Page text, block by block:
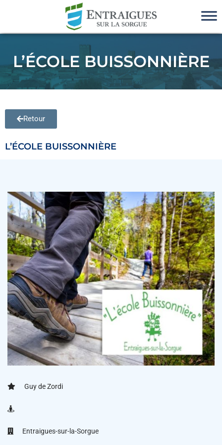
L’ÉCOLE BUISSONNIÈRE
Retour
L’ÉCOLE BUISSONNIÈRE
Guy de Zordi
Entraigues-sur-la-Sorgue